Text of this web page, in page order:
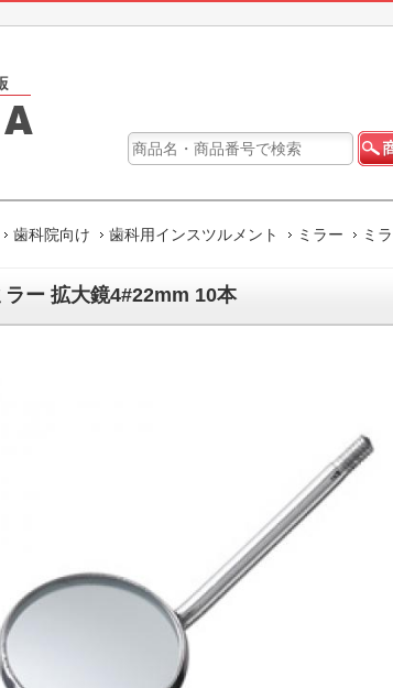
歯科院向け 歯科用インスツルメント ミラー ミ
ラー 拡大鏡4#22mm 10本